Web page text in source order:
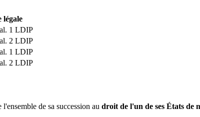
légale
1 LDIP
2 LDIP
1 LDIP
2 LDIP
de sa succession au droit de l'un de ses États de